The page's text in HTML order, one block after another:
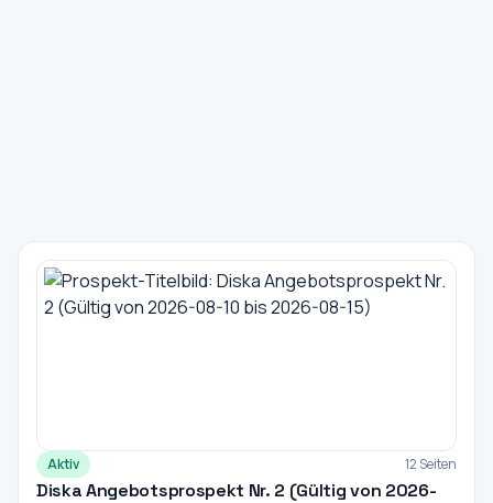
Aktiv 12 Seiten
Diska Angebotsprospekt Nr. 2 (Gültig von 2026-